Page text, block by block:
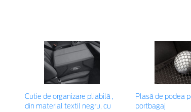
Cutie de organizare pliabilă ,
din material textil negru, cu
Plasă de podea
portbagaj